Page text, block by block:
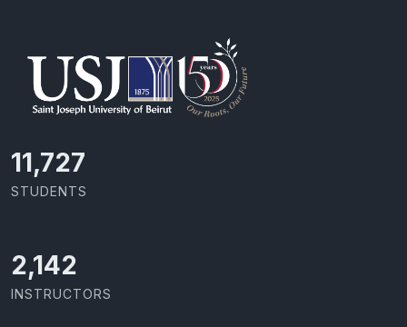
11,727
STUDENTS
2,142
INSTRUCTORS